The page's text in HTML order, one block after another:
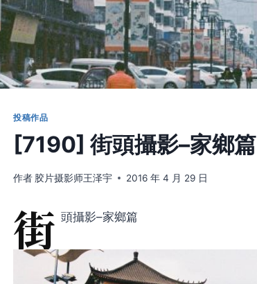
投稿作品
[7190] 街頭攝影–家鄉篇
作者 胶片摄影师王泽宇 2016 年 4 月 29 日
街 頭攝影–家鄉篇